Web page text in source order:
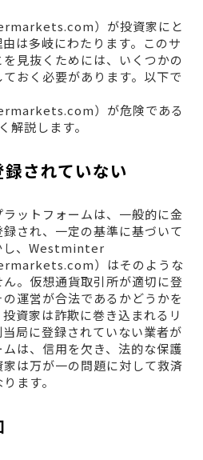
）が投資家にと
は多岐にわたります。このサ
見抜くためには、いくつかの
おく必要があります。以下で
）が危険である
解説します。
されていない
ットフォームは、一般的に金
され、一定の基準に基づいて
し、Westminter
）はそのような
。仮想通貨取引所が適切に登
運営が合法であるかどうかを
資家は詐欺に巻き込まれるリ
局に登録されていない業者が
は、信用を欠き、法的な保護
は万が一の問題に対して救済
ます。